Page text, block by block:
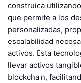
construida
que permite a los
personalizadas,
escalabilidad
activos. Esta
llevar activos
blockchain,